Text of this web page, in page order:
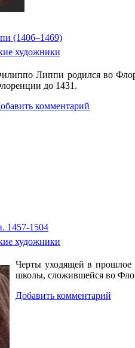
(1406–1469)
художники
Липпи родился во
до 1431.
комментарий
1457-1504
художники
Черты уходящей в прошлое
школы, сложившейся во
Добавить комментарий